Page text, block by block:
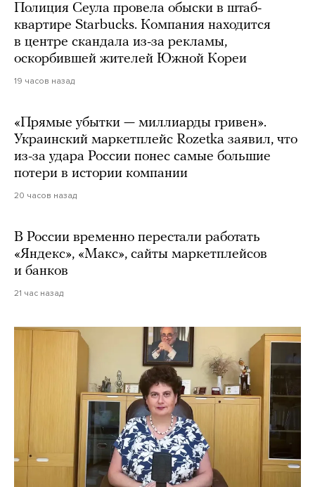
Полиция Сеула провела обыски в штаб-
квартире Starbucks. Компания находится
в центре скандала из-за рекламы,
оскорбившей жителей Южной Кореи
19 часов назад
«Прямые убытки — миллиарды гривен».
Украинский маркетплейс Rozetka заявил, что
из-за удара России понес самые большие
потери в истории компании
20 часов назад
В России временно перестали работать
«Яндекс», «Макс», сайты маркетплейсов
и банков
21 час назад